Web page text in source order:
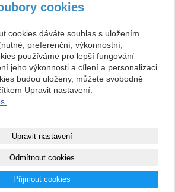
15:30:33) Odpovědět
v Beskydech
Dolomity |
údajů | RSS
cookies
cookies dáváte souhlas s uložením
preferenční, výkonnostní,
používáme pro lepší fungování
jeho výkonnosti a cílení a personalizaci
budou uloženy, můžete svobodně
Upravit nastavení.
Upravit nastavení
Odmítnout cookies
Přijmout cookies